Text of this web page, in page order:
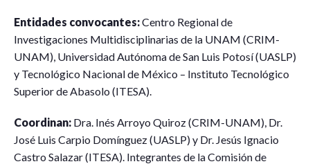
Entidades convocantes:Centro Regional de
Investigaciones Multidisciplinarias de la UNAM (CRIM-
UNAM), Universidad Autónoma de San Luis Potosí (UASLP)
y Tecnológico Nacional de México – Instituto Tecnológico
Superior de Abasolo (ITESA).
Coordinan: Dra. Inés Arroyo Quiroz (CRIM-UNAM), Dr.
José Luis Carpio Domínguez (UASLP) y Dr. Jesús Ignacio
Castro Salazar (ITESA). Integrantes de la Comisión de